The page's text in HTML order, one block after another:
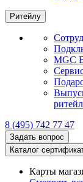
Ритейлу
MGC
8 (495) 742 77 47
Задать вопрос
Каталог
Карты